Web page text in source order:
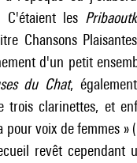
C'étaient les
Chansons
d'un petit
du Chat,
trois clarinettes, et
voix de femmes »
revêt cependant